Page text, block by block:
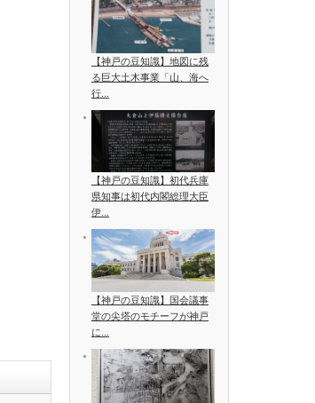
【神戸の豆知識】地図に残
る巨大土木事業「山、海へ
行...
【神戸の豆知識】初代兵庫
県知事は初代内閣総理大臣
伊...
【神戸の豆知識】国会議事
堂の尖塔のモチーフが神戸
に...